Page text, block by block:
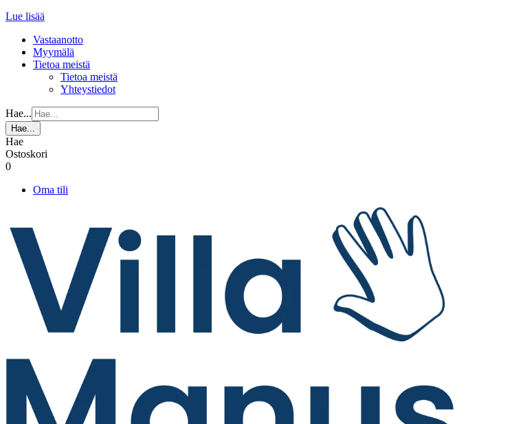
Lue lisää
Vastaanotto
Myymälä
Tietoa meistä
Tietoa meistä
Yhteystiedot
Hae...
Hae...
Hae
Ostoskori
0
Oma tili